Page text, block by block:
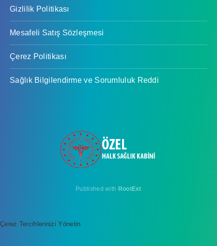
Gizlilik Politikası
Mesafeli Satış Sözleşmesi
Çerez Politikası
Sağlık Bilgilendirme ve Sorumluluk Reddi
Published with RootExt
Çerez Tercihlerinizi Yönetin